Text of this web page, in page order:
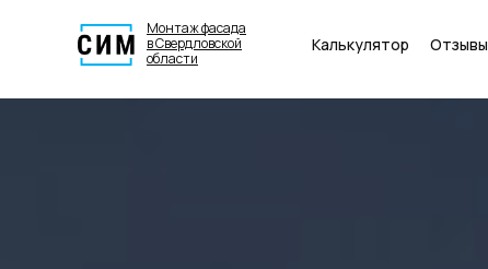
Калькулятор Отзывы
Монтаж фасада
в Свердловской
области